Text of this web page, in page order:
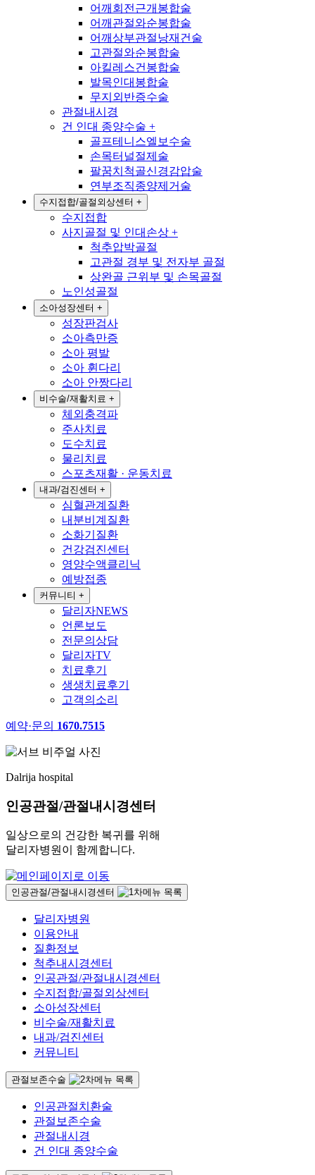
어깨회전근개봉합술
어깨관절와순봉합술
어깨상부관절낭재건술
고관절와순봉합술
아킬레스건봉합술
발목인대봉합술
무지외반증수술
관절내시경
건 인대 종양수술 +
골프테니스엘보수술
손목터널절제술
팔꿈치척골신경감압술
연부조직종양제거술
수지접합/골절외상센터 +
수지접합
사지골절 및 인대손상 +
척추압박골절
고관절 경부 및 전자부 골절
상완골 근위부 및 손목골절
노인성골절
소아성장센터 +
성장판검사
소아측만증
소아 평발
소아 휜다리
소아 안짱다리
비수술/재활치료 +
체외충격파
주사치료
도수치료
물리치료
스포츠재활 · 운동치료
내과/검진센터 +
심혈관계질환
내분비계질환
소화기질환
건강검진센터
영양수액클리닉
예방접종
커뮤니티 +
달리자NEWS
언론보도
전문의상담
달리자TV
치료후기
생생치료후기
고객의소리
예약·문의 1670.7515
Dalrija hospital
인공관절/관절내시경센터
일상으로의 건강한 복귀를 위해
달리자병원이 함께합니다.
인공관절/관절내시경센터
달리자병원
이용안내
질환정보
척추내시경센터
인공관절/관절내시경센터
수지접합/골절외상센터
소아성장센터
비수술/재활치료
내과/검진센터
커뮤니티
관절보존수술
인공관절치환술
관절보존수술
관절내시경
건 인대 종양수술